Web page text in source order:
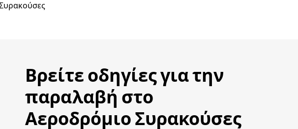
Βρείτε οδηγίες για την
παραλαβή στο
Αεροδρόμιο Συρακούσες